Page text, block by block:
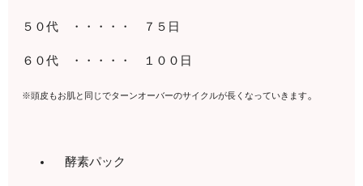
５０代 ・・・・・ ７５日
６０代 ・・・・・ １００日
※頭皮もお肌と同じでターンオーバーのサイクルが長くなっていきます。
酵素パック